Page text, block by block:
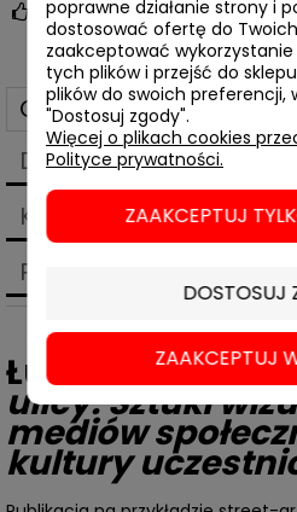
poleć znajomemu
Opis
Dane techniczne
Koszty dostawy
Cena nie zawiera ewentualnych
Produkty powiązane
Łukasz
ulicy. Sztuki
mediów
kultury
poprawne działanie strony i
dostosować ofertę do
zaakceptować
tych plików i przejść do
plików do swoich preferencji,
"Dostosuj zgody".
Więcej o plikach cookies
Polityce prywatności.
ZAAKCEPTUJ
DOSTOSUJ
ZAAKCEPTUJ